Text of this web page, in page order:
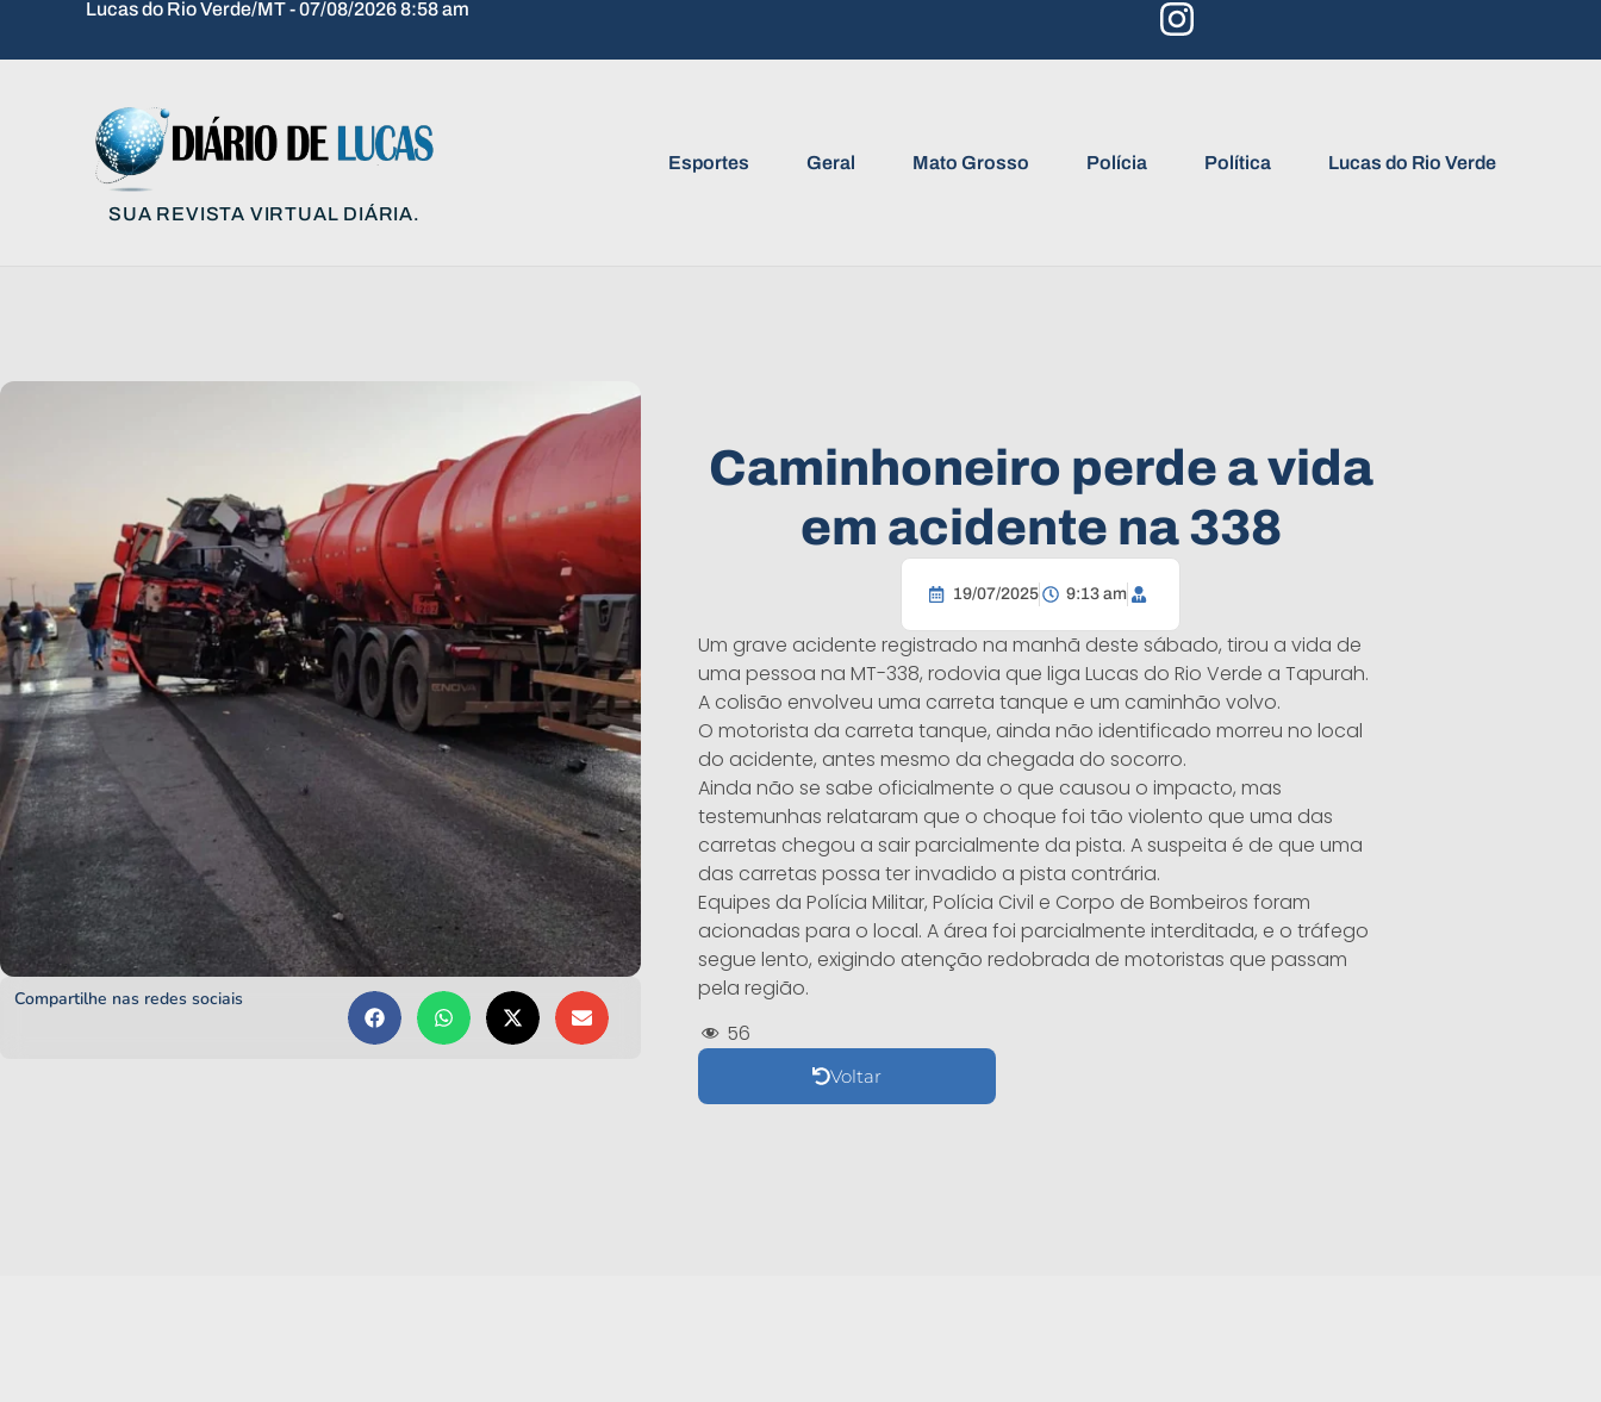
Lucas do Rio Verde/MT - 07/08/2026 8:58 am
SUA REVISTA VIRTUAL DIÁRIA.
Esportes Geral Mato Grosso Polícia Política Lucas do Rio Verde
Compartilhe nas redes sociais
Caminhoneiro perde a vida
em acidente na 338
19/07/2025 9:13 am
Um grave acidente registrado na manhã deste sábado, tirou a vida de
uma pessoa na MT-338, rodovia que liga Lucas do Rio Verde a Tapurah.
A colisão envolveu uma carreta tanque e um caminhão volvo.
O motorista da carreta tanque, ainda não identificado morreu no local
do acidente, antes mesmo da chegada do socorro.
Ainda não se sabe oficialmente o que causou o impacto, mas
testemunhas relataram que o choque foi tão violento que uma das
carretas chegou a sair parcialmente da pista. A suspeita é de que uma
das carretas possa ter invadido a pista contrária.
Equipes da Polícia Militar, Polícia Civil e Corpo de Bombeiros foram
acionadas para o local. A área foi parcialmente interditada, e o tráfego
segue lento, exigindo atenção redobrada de motoristas que passam
pela região.
56
Voltar